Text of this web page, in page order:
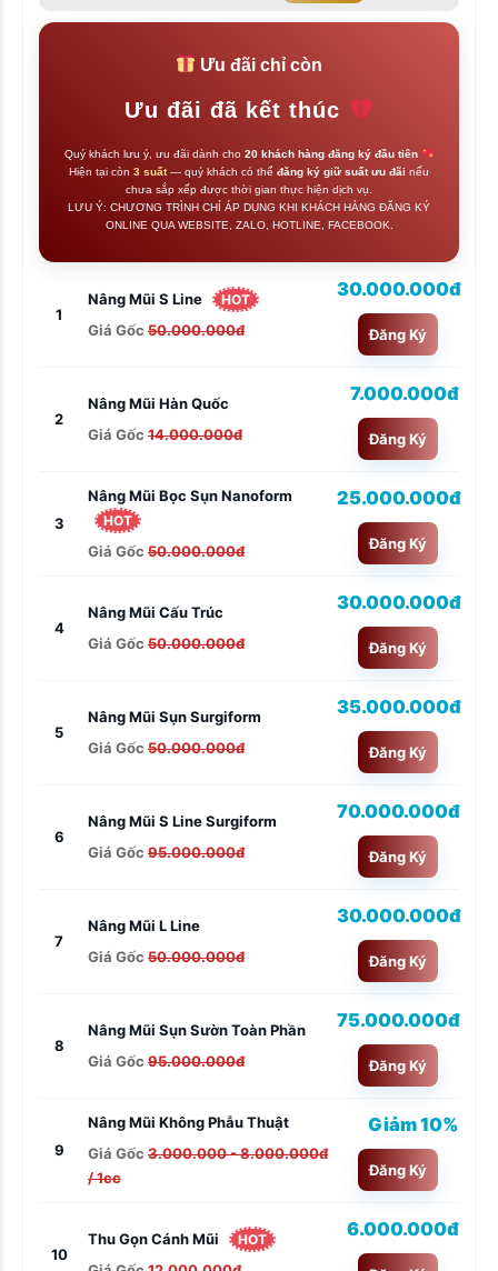
Ưu đãi chỉ còn
Ưu đãi đã kết thúc
Quý khách lưu ý, ưu đãi dành cho 20 khách hàng đăng ký đầu tiên
Hiện tại còn 3 suất— quý khách có thể đăng ký giữ suất ưu đãi nếu
chưa sắp xếp được thời gian thực hiện dịch vụ.
LƯU Ý: CHƯƠNG TRÌNH CHỈ ÁP DỤNG KHI KHÁCH HÀNG ĐĂNG KÝ
ONLINE QUA WEBSITE, ZALO, HOTLINE, FACEBOOK.
1
Nâng Mũi S Line HOT
Giá Gốc 50.000.000đ
30.000.000đ
Đăng Ký
2
Nâng Mũi Hàn Quốc
Giá Gốc 14.000.000đ
7.000.000đ
Đăng Ký
3
Nâng Mũi Bọc Sụn Nanoform
HOT
Giá Gốc 50.000.000đ
25.000.000đ
Đăng Ký
4
Nâng Mũi Cấu Trúc
Giá Gốc 50.000.000đ
30.000.000đ
Đăng Ký
5
Nâng Mũi Sụn Surgiform
Giá Gốc 50.000.000đ
35.000.000đ
Đăng Ký
6
Nâng Mũi S Line Surgiform
Giá Gốc 95.000.000đ
70.000.000đ
Đăng Ký
7
Nâng Mũi L Line
Giá Gốc 50.000.000đ
30.000.000đ
Đăng Ký
8
Nâng Mũi Sụn Sườn Toàn Phần
Giá Gốc 95.000.000đ
75.000.000đ
Đăng Ký
9
Nâng Mũi Không Phẫu Thuật
Giá Gốc 3.000.000 - 8.000.000đ
/ 1cc
Giảm 10%
Đăng Ký
10
Thu Gọn Cánh Mũi HOT 6.000.000đ